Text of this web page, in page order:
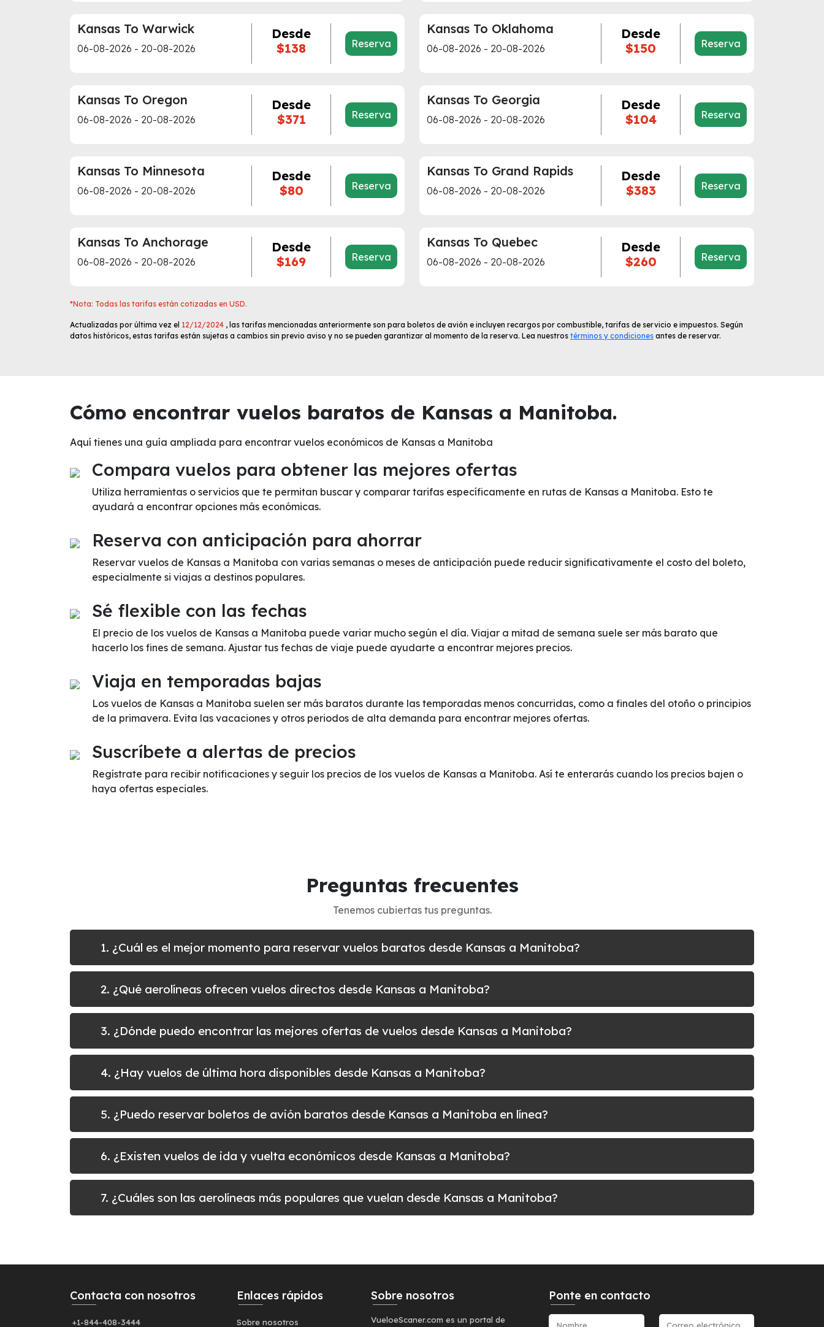
Kansas To Warwick
06-08-2026 - 20-08-2026
Desde
$138
Reserva
Kansas To Oklahoma
06-08-2026 - 20-08-2026
Desde
$150
Reserva
Kansas To Oregon
06-08-2026 - 20-08-2026
Desde
$371
Reserva
Kansas To Georgia
06-08-2026 - 20-08-2026
Desde
$104
Reserva
Kansas To Minnesota
06-08-2026 - 20-08-2026
Desde
$80
Reserva
Kansas To Grand Rapids
06-08-2026 - 20-08-2026
Desde
$383
Reserva
Kansas To Anchorage
06-08-2026 - 20-08-2026
Desde
$169
Reserva
Kansas To Quebec
06-08-2026 - 20-08-2026
Desde
$260
Reserva
*Nota: Todas las tarifas están cotizadas en USD.
Actualizadas por última vez el 12/12/2024 , las tarifas mencionadas anteriormente son para boletos de avión e incluyen recargos por combustible, tarifas de servicio e impuestos. Según
datos históricos, estas tarifas están sujetas a cambios sin previo aviso y no se pueden garantizar al momento de la reserva. Lea nuestros términos y condiciones antes de reservar.
Cómo encontrar vuelos baratos de Kansas a Manitoba.
Aquí tienes una guía ampliada para encontrar vuelos económicos de Kansas a Manitoba
Compara vuelos para obtener las mejores ofertas
Utiliza herramientas o servicios que te permitan buscar y comparar tarifas específicamente en rutas de Kansas a Manitoba. Esto te
ayudará a encontrar opciones más económicas.
Reserva con anticipación para ahorrar
Reservar vuelos de Kansas a Manitoba con varias semanas o meses de anticipación puede reducir significativamente el costo del boleto,
especialmente si viajas a destinos populares.
Sé flexible con las fechas
El precio de los vuelos de Kansas a Manitoba puede variar mucho según el día. Viajar a mitad de semana suele ser más barato que
hacerlo los fines de semana. Ajustar tus fechas de viaje puede ayudarte a encontrar mejores precios.
Viaja en temporadas bajas
Los vuelos de Kansas a Manitoba suelen ser más baratos durante las temporadas menos concurridas, como a finales del otoño o principios
de la primavera. Evita las vacaciones y otros periodos de alta demanda para encontrar mejores ofertas.
Suscríbete a alertas de precios
Regístrate para recibir notificaciones y seguir los precios de los vuelos de Kansas a Manitoba. Así te enterarás cuando los precios bajen o
haya ofertas especiales.
Preguntas frecuentes
Tenemos cubiertas tus preguntas.
1. ¿Cuál es el mejor momento para reservar vuelos baratos desde Kansas a Manitoba?
2. ¿Qué aerolíneas ofrecen vuelos directos desde Kansas a Manitoba?
3. ¿Dónde puedo encontrar las mejores ofertas de vuelos desde Kansas a Manitoba?
4. ¿Hay vuelos de última hora disponibles desde Kansas a Manitoba?
5. ¿Puedo reservar boletos de avión baratos desde Kansas a Manitoba en línea?
6. ¿Existen vuelos de ida y vuelta económicos desde Kansas a Manitoba?
7. ¿Cuáles son las aerolíneas más populares que vuelan desde Kansas a Manitoba?
Contacta con nosotros
+1-844-408-3444
Enlaces rápidos
Sobre nosotros
Sobre nosotros
VueloeScaner.com es un portal de
Ponte en contacto